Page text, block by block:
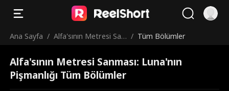
Ana Sayfa / Alfa'sının Metresi San
nlığı
/ Tüm Bölümler
Alfa'sının Metresi Sanması: Luna'nın
Pişmanlığı Tüm Bölümler